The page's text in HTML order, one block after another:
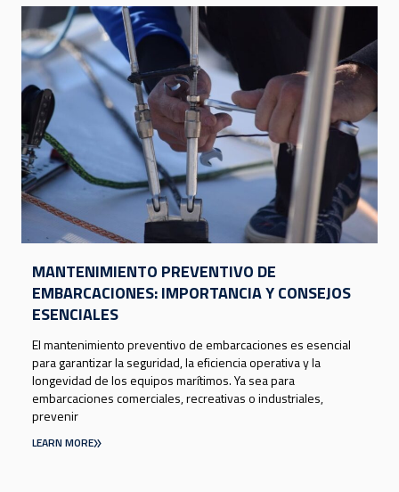
MANTENIMIENTO PREVENTIVO DE
EMBARCACIONES: IMPORTANCIA Y CONSEJOS
ESENCIALES
El mantenimiento preventivo de embarcaciones es esencial
para garantizar la seguridad, la eficiencia operativa y la
longevidad de los equipos marítimos. Ya sea para
embarcaciones comerciales, recreativas o industriales,
prevenir
LEARN MORE